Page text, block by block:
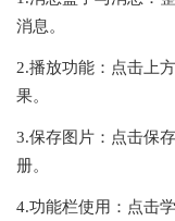
消息。
2.播放功能：点击上
果。
3.保存图片：点击保
册。
4.功能栏使用：点击